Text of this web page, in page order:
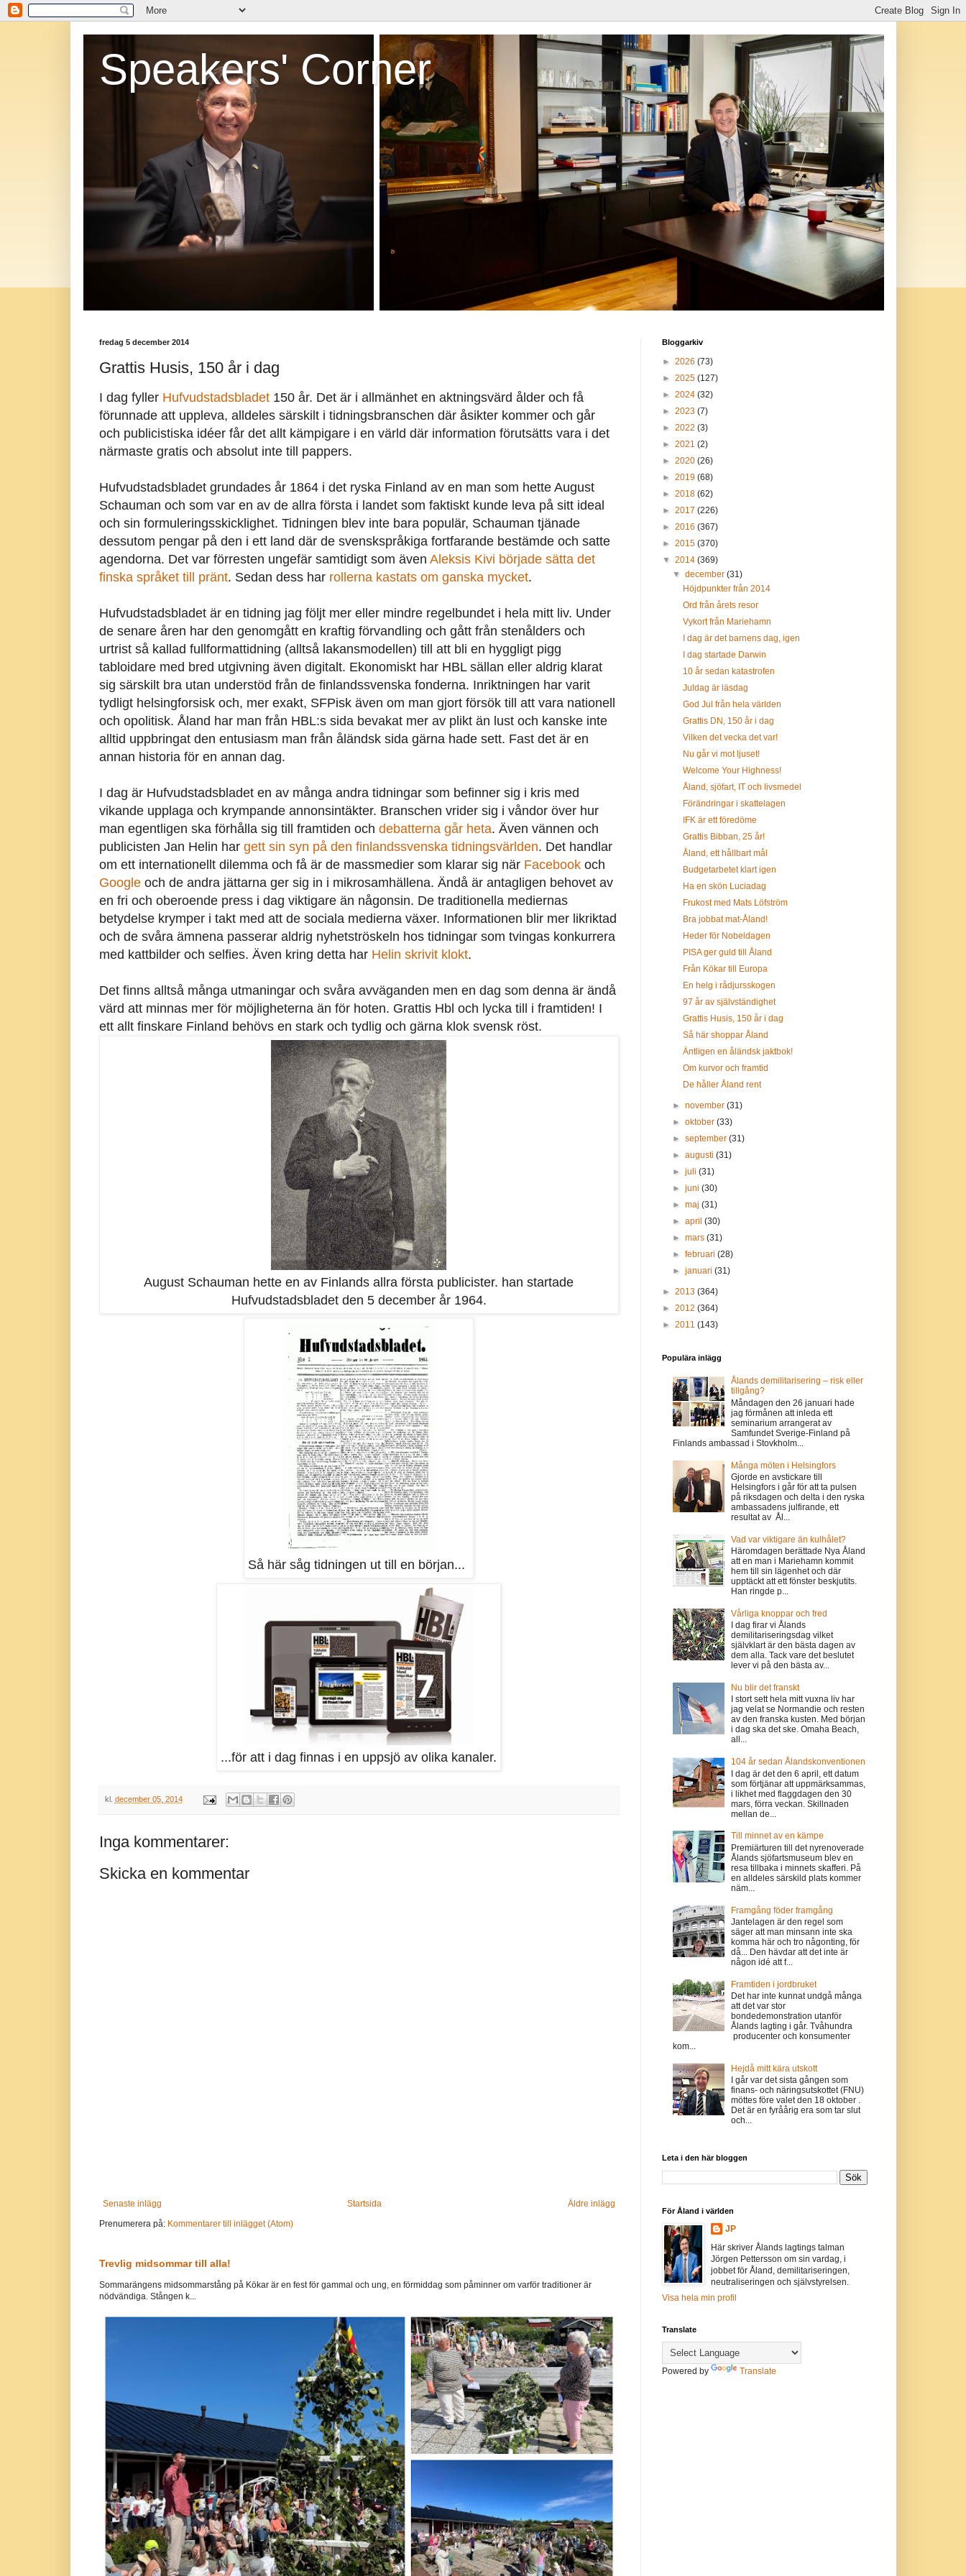
Speakers' Corner
fredag 5 december 2014
Grattis Husis, 150 år i dag
I dag fyller Hufvudstadsbladet150 år. Det är i allmänhet en aktningsvärd ålder och få
förunnade att uppleva, alldeles särskilt i tidningsbranschen där åsikter kommer och går
och publicistiska idéer får det allt kämpigare i en värld där information förutsätts vara i det
närmaste gratis och absolut inte till pappers.
Hufvudstadsbladet grundades år 1864 i det ryska Finland av en man som hette August
Schauman och som var en av de allra första i landet som faktiskt kunde leva på sitt ideal
och sin formuleringsskicklighet. Tidningen blev inte bara populär, Schauman tjänade
dessutom pengar på den i ett land där de svenskspråkiga fortfarande bestämde och satte
agendorna. Det var förresten ungefär samtidigt som även Aleksis Kivi började sätta det
finska språket till pränt. Sedan dess har rollerna kastats om ganska mycket.
Hufvudstadsbladet är en tidning jag följt mer eller mindre regelbundet i hela mitt liv. Under
de senare åren har den genomgått en kraftig förvandling och gått från stenålders och
urtrist så kallad fullformattidning (alltså lakansmodellen) till att bli en hyggligt pigg
tabloidare med bred utgivning även digitalt. Ekonomiskt har HBL sällan eller aldrig klarat
sig särskilt bra utan understöd från de finlandssvenska fonderna. Inriktningen har varit
tydligt helsingforsisk och, mer exakt, SFPisk även om man gjort försök till att vara nationell
och opolitisk. Åland har man från HBL:s sida bevakat mer av plikt än lust och kanske inte
alltid uppbringat den entusiasm man från åländsk sida gärna hade sett. Fast det är en
annan historia för en annan dag.
I dag är Hufvudstadsbladet en av många andra tidningar som befinner sig i kris med
vikande upplaga och krympande annonsintäkter. Branschen vrider sig i våndor över hur
man egentligen ska förhålla sig till framtiden och debatterna går heta. Även vännen och
publicisten Jan Helin har gett sin syn på den finlandssvenska tidningsvärlden. Det handlar
om ett internationellt dilemma och få är de massmedier som klarar sig när Facebookoch
Googleoch de andra jättarna ger sig in i mikrosamhällena. Ändå är antagligen behovet av
en fri och oberoende press i dag viktigare än någonsin. De traditionella mediernas
betydelse krymper i takt med att de sociala medierna växer. Informationen blir mer likriktad
och de svåra ämnena passerar aldrig nyhetströskeln hos tidningar som tvingas konkurrera
med kattbilder och selfies. Även kring detta har Helin skrivit klokt.
Det finns alltså många utmaningar och svåra avväganden men en dag som denna är ändå
värd att minnas mer för möjligheterna än för hoten. Grattis Hbl och lycka till i framtiden! I
ett allt finskare Finland behövs en stark och tydlig och gärna klok svensk röst.
August Schauman hette en av Finlands allra första publicister. han startade
Hufvudstadsbladet den 5 december år 1964.
Så här såg tidningen ut till en början...
...för att i dag finnas i en uppsjö av olika kanaler.
kl. december 05, 2014
Inga kommentarer:
Skicka en kommentar
Senaste inlägg Äldre inlägg
Startsida
Prenumerera på: Kommentarer till inlägget (Atom)
Trevlig midsommar till alla!
Sommarängens midsommarstång på Kökar är en fest för gammal och ung, en förmiddag som påminner om varför traditioner är
nödvändiga. Stången k...
Bloggarkiv
► 2026 (73)
► 2025 (127)
► 2024 (32)
► 2023 (7)
► 2022 (3)
► 2021 (2)
► 2020 (26)
► 2019 (68)
► 2018 (62)
► 2017 (226)
► 2016 (367)
► 2015 (370)
▼ 2014 (369)
▼ december (31)
Höjdpunkter från 2014
Ord från årets resor
Vykort från Mariehamn
I dag är det barnens dag, igen
I dag startade Darwin
10 år sedan katastrofen
Juldag är läsdag
God Jul från hela världen
Grattis DN, 150 år i dag
Vilken det vecka det var!
Nu går vi mot ljuset!
Welcome Your Highness!
Åland, sjöfart, IT och livsmedel
Förändringar i skattelagen
IFK är ett föredöme
Grattis Bibban, 25 år!
Åland, ett hållbart mål
Budgetarbetet klart igen
Ha en skön Luciadag
Frukost med Mats Löfström
Bra jobbat mat-Åland!
Heder för Nobeldagen
PISA ger guld till Åland
Från Kökar till Europa
En helg i rådjursskogen
97 år av självständighet
Grattis Husis, 150 år i dag
Så här shoppar Åland
Äntligen en åländsk jaktbok!
Om kurvor och framtid
De håller Åland rent
► november (31)
► oktober (33)
► september (31)
► augusti (31)
► juli (31)
► juni (30)
► maj (31)
► april (30)
► mars (31)
► februari (28)
► januari (31)
► 2013 (364)
► 2012 (364)
► 2011 (143)
Populära inlägg
Ålands demilitarisering – risk eller
tillgång?
Måndagen den 26 januari hade
jag förmånen att inleda ett
seminarium arrangerat av
Samfundet Sverige-Finland på
Finlands ambassad i Stovkholm...
Många möten i Helsingfors
Gjorde en avstickare till
Helsingfors i går för att ta pulsen
på riksdagen och delta i den ryska
ambassadens julfirande, ett
resultat av Ål...
Vad var viktigare än kulhålet?
Häromdagen berättade Nya Åland
att en man i Mariehamn kommit
hem till sin lägenhet och där
upptäckt att ett fönster beskjutits.
Han ringde p...
Vårliga knoppar och fred
I dag firar vi Ålands
demilitariseringsdag vilket
självklart är den bästa dagen av
dem alla. Tack vare det beslutet
lever vi på den bästa av...
Nu blir det franskt
I stort sett hela mitt vuxna liv har
jag velat se Normandie och resten
av den franska kusten. Med början
i dag ska det ske. Omaha Beach,
all...
104 år sedan Ålandskonventionen
I dag är det den 6 april, ett datum
som förtjänar att uppmärksammas,
i likhet med flaggdagen den 30
mars, förra veckan. Skillnaden
mellan de...
Till minnet av en kämpe
Premiärturen till det nyrenoverade
Ålands sjöfartsmuseum blev en
resa tillbaka i minnets skafferi. På
en alldeles särskild plats kommer
näm...
Framgång föder framgång
Jantelagen är den regel som
säger att man minsann inte ska
komma här och tro någonting, för
då... Den hävdar att det inte är
någon idé att f...
Framtiden i jordbruket
Det har inte kunnat undgå många
att det var stor
bondedemonstration utanför
Ålands lagting i går. Tvåhundra
producenter och konsumenter
kom...
Hejdå mitt kära utskott
I går var det sista gången som
finans- och näringsutskottet (FNU)
möttes före valet den 18 oktober .
Det är en fyråårig era som tar slut
och...
Leta i den här bloggen
För Åland i världen
JP
Här skriver Ålands lagtings talman
Jörgen Pettersson om sin vardag, i
jobbet för Åland, demilitariseringen,
neutraliseringen och självstyrelsen.
Visa hela min profil
Translate
Powered by Translate